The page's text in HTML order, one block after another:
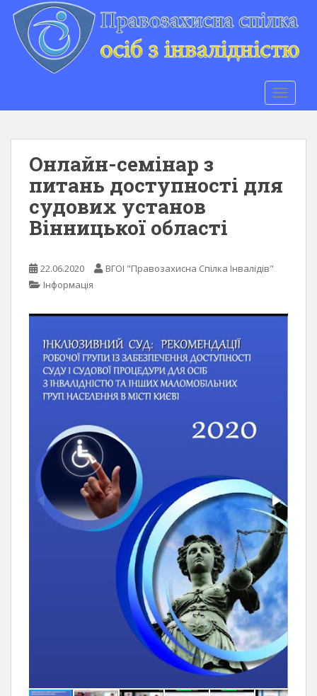
Онлайн-семінар з
питань доступності для
судових установ
Вінницької області
22.06.2020
ВГОІ "Правозахисна Спілка Інвалідів"
Інформація